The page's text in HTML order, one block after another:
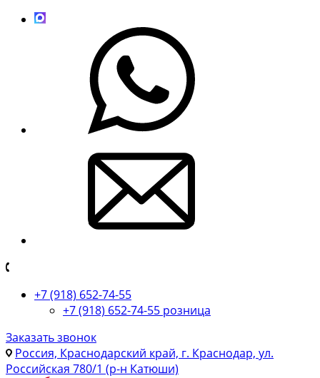
+7 (918) 652-74-55
+7 (918) 652-74-55 розница
Заказать звонок
Россия, Краснодарский край, г. Краснодар, ул.
Российская 780/1 (р-н Катюши)